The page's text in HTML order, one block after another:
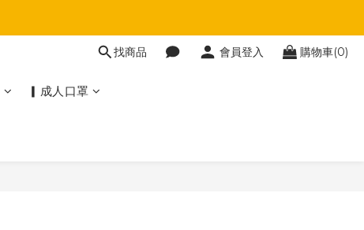
找商品 會員登入 購物車(0)
▎成人口罩